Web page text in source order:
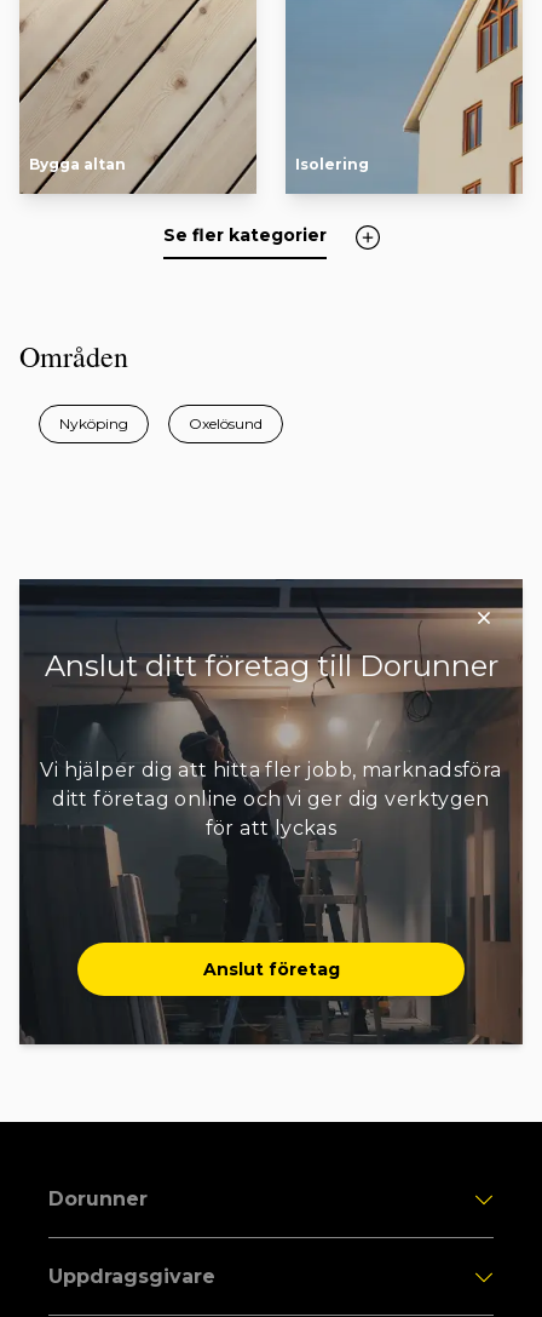
Bygga altan Isolering
Se fler kategorier
Områden
Nyköping Oxelösund
Anslut ditt företag till Dorunner
Vi hjälper dig att hitta fler jobb, marknadsföra
ditt företag online och vi ger dig verktygen
för att lyckas
Anslut företag
Dorunner
Uppdragsgivare